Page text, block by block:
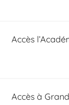
Accès
Accès à